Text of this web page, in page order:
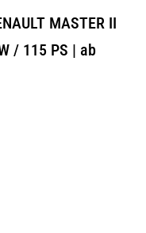
MASTER II
/ 115 PS | ab